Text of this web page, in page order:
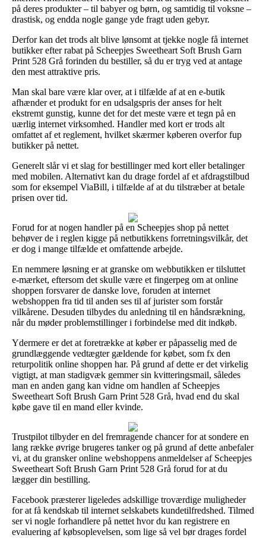
på deres produkter – til babyer og børn, og samtidig til voksne –
drastisk, og endda nogle gange yde fragt uden gebyr.
Derfor kan det trods alt blive lønsomt at tjekke nogle få internet
butikker efter rabat på Scheepjes Sweetheart Soft Brush Garn
Print 528 Grå forinden du bestiller, så du er tryg ved at antage
den mest attraktive pris.
Man skal bare være klar over, at i tilfælde af at en e-butik
afhænder et produkt for en udsalgspris der anses for helt
ekstremt gunstig, kunne det for det meste være et tegn på en
uærlig internet virksomhed. Handler med kort er trods alt
omfattet af et reglement, hvilket skærmer køberen overfor fup
butikker på nettet.
Generelt slår vi et slag for bestillinger med kort eller betalinger
med mobilen. Alternativt kan du drage fordel af et afdragstilbud
som for eksempel ViaBill, i tilfælde af at du tilstræber at betale
prisen over tid.
Forud for at nogen handler på en Scheepjes shop på nettet
behøver de i reglen kigge på netbutikkens forretningsvilkår, det
er dog i mange tilfælde et omfattende arbejde.
En nemmere løsning er at granske om webbutikken er tilsluttet
e-mærket, eftersom det skulle være et fingerpeg om at online
shoppen forsvarer de danske love, foruden at internet
webshoppen fra tid til anden ses til af jurister som forstår
vilkårene. Desuden tilbydes du anledning til en håndsrækning,
når du møder problemstillinger i forbindelse med dit indkøb.
Ydermere er det at foretrække at køber er påpasselig med de
grundlæggende vedtægter gældende for købet, som fx den
returpolitik online shoppen har. På grund af dette er det virkelig
vigtigt, at man stadigvæk gemmer sin kvitteringsmail, således
man en anden gang kan vidne om handlen af Scheepjes
Sweetheart Soft Brush Garn Print 528 Grå, hvad end du skal
købe gave til en mand eller kvinde.
Trustpilot tilbyder en del fremragende chancer for at sondere en
lang række øvrige brugeres tanker og på grund af dette anbefaler
vi, at du gransker online webshoppens anmeldelser af Scheepjes
Sweetheart Soft Brush Garn Print 528 Grå forud for at du
lægger din bestilling.
Facebook præsterer ligeledes adskillige troværdige muligheder
for at få kendskab til internet selskabets kundetilfredshed. Tilmed
ser vi nogle forhandlere på nettet hvor du kan registrere en
evaluering af købsoplevelsen, som lige så vel bør drages fordel